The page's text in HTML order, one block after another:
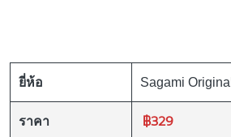
ยี่ห้อ Sagami Original
ราคา ฿329